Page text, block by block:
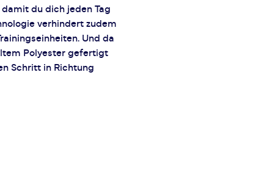
du dich jeden Tag
verhindert zudem
Und da
Polyester gefertigt
Schritt in Richtung